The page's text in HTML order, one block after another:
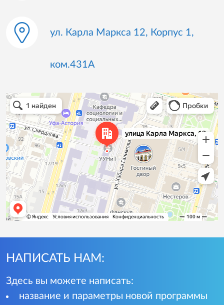
ул. Карла Маркса 12, Корпус 1,
ком.431А
НАПИСАТЬ НАМ:
Здесь вы можете написать:
название и параметры новой программы